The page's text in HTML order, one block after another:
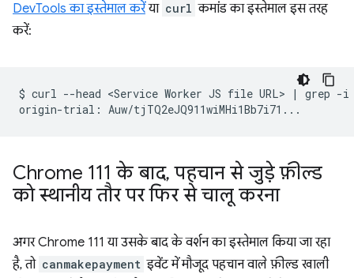
DevTools का इस्तेमाल करेंया curl कमांड का इस्तेमाल इस तरह
करें:
$ curl --head <Service Worker JS file URL> | grep -i
origin-trial:
Chrome 111 के बाद, पहचान से जुड़े फ़ील्ड
को स्थानीय तौर पर फिर से चालू करना
अगर Chrome 111 या उसके बाद के वर्शन का इस्तेमाल किया जा रहा
है, तो canmakepayment इवेंट में मौजूद पहचान वाले फ़ील्ड खाली